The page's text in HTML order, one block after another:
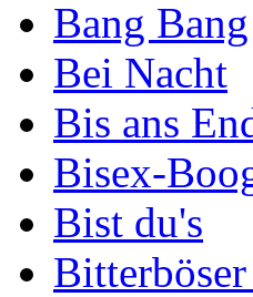
Bang Bang
Bei Nacht
Bis ans
Bisex-
Bist du's